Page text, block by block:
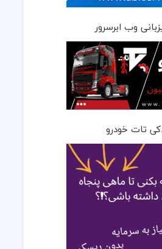
وب ابرسرور
تات خودرو